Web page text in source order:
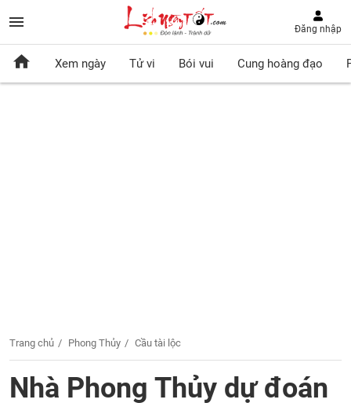
Đăng nhập
Xem ngày Tử vi Bói vui Cung hoàng đạo
Trang chủ Phong Thủy Cầu tài lộc
Nhà Phong Thủy dự đoán